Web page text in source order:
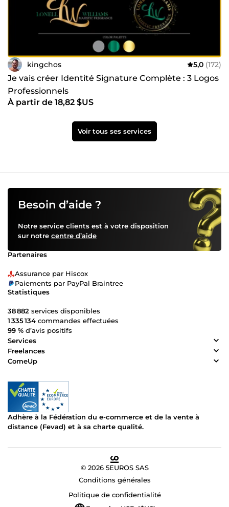
kingchos 5,0 (172)
Je vais créer Identité Signature Complète : 3 Logos
Professionnels
À partir de 18,82 $US
Voir tous ses services
Besoin d’aide ?
Notre service clients est à votre disposition
sur notre centre d’aide
Partenaires
Assurance par Hiscox
Paiements par PayPal Braintree
Statistiques
38 882 services disponibles
1 335 134 commandes effectuées
99 % d’avis positifs
Services
Freelances
ComeUp
Adhère à la Fédération du e-commerce et de la vente à
distance (Fevad) et à sa charte qualité.
© 2026 5EUROS SAS
Conditions générales
Politique de confidentialité